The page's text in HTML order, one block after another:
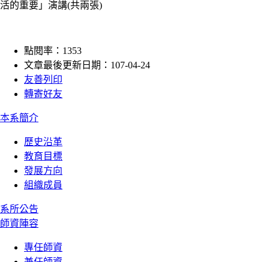
點閱率：1353
文章最後更新日期：107-04-24
友善列印
轉寄好友
:::
本系簡介
歷史沿革
教育目標
發展方向
組織成員
系所公告
師資陣容
專任師資